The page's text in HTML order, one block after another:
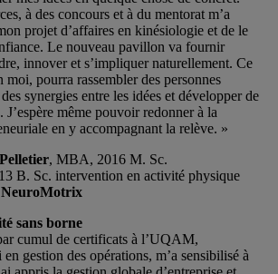
à des concours et à du mentorat m’a
projet d’affaires en kinésiologie et de le
Le nouveau pavillon va fournir
innover et s’impliquer naturellement. Ce
moi, pourra rassembler des personnes
synergies entre les idées et développer de
même pouvoir redonner à la
en y accompagnant la relève. »
, MBA, 2016 M. Sc.
B. Sc. intervention en activité physique
NeuroMotrix
sans borne
cumul de certificats à l’UQAM,
gestion des opérations, m’a sensibilisé à